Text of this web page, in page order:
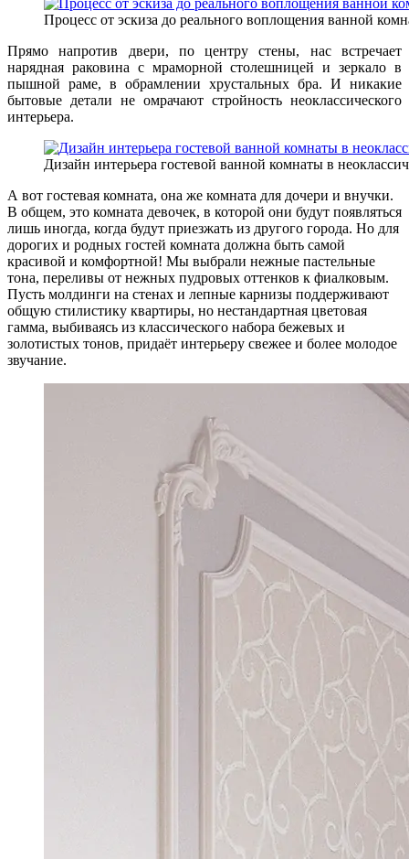
Процесс от эскиза до реального воплощения ванной
Прямо напротив двери, по центру стены, нас встречает
нарядная раковина с мраморной столешницей и зеркало в
пышной раме, в обрамлении хрустальных бра. И никакие
бытовые детали не омрачают стройность неоклассического
интерьера.
Дизайн интерьера гостевой ванной комнаты в
А вот гостевая комната, она же комната для дочери и внучки.
В общем, это комната девочек, в которой они будут появляться
лишь иногда, когда будут приезжать из другого города. Но для
дорогих и родных гостей комната должна быть самой
красивой и комфортной! Мы выбрали нежные пастельные
тона, переливы от нежных пудровых оттенков к фиалковым.
Пусть молдинги на стенах и лепные карнизы поддерживают
общую стилистику квартиры, но нестандартная цветовая
гамма, выбиваясь из классического набора бежевых и
золотистых тонов, придаёт интерьеру свежее и более молодое
звучание.